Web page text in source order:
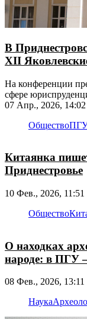
В
XII
На конференции
сфере
07 Апр., 2026, 14:02
Общество
Китаянка
Приднестровье
10 Фев., 2026, 11:51
Общество
О находках
народе: в ПГУ
08 Фев., 2026, 13:11
Наука